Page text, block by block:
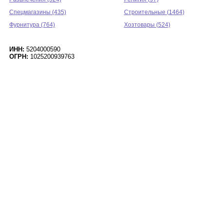
Спецмагазины (435)
Строительные (1464)
Фурнитура (764)
Хозтовары (524)
ИНН: 5204000590
ОГРН: 1025200939763